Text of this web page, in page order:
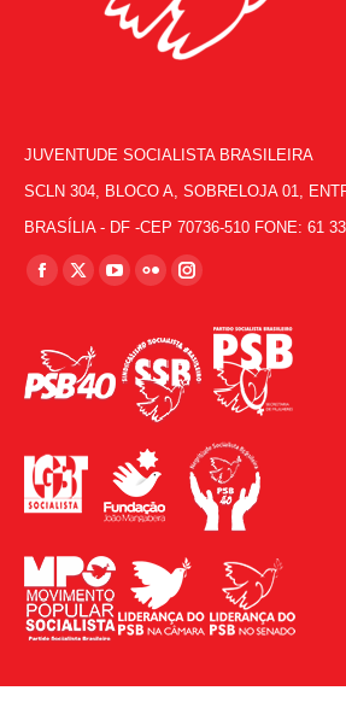
JUVENTUDE SOCIALISTA BRASILEIRA
SCLN 304, BLOCO A, SOBRELOJA 01,
BRASÍLIA - DF -CEP 70736-510 FONE: 61
Encontre-nos em:
Facebook
opens
in
X
opens
in
YouTube
opens
in
new
Flickr
opens
in
new
Instagram
opens
in
window